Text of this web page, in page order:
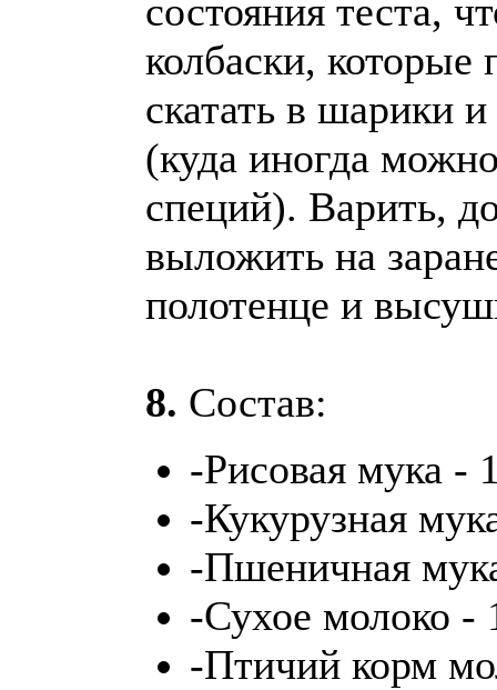
состояния теста,
колбаски, которые
скатать в шарики
(куда иногда
специй). Варить,
выложить на
полотенце и
8. Состав:
-Рисовая мука -
-Кукурузная
-Пшеничная
-Сухое молоко -
-Птичий корм